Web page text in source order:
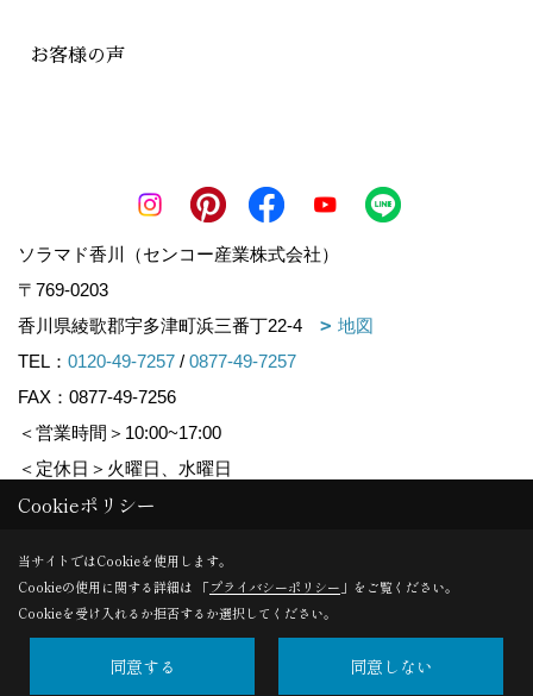
お客様の声
ソラマド香川（センコー産業株式会社）
〒769-0203
香川県綾歌郡宇多津町浜三番丁22-4
地図
TEL： 0120-49-7257 / 0877-49-7257
FAX：0877-49-7256
＜営業時間＞10:00~17:00
＜定休日＞火曜日、水曜日
Copyright (c) ソラマド香川. All Rights Reserved.
Produced byゴデスクリエイト
Cookieポリシー
当サイトではCookieを使用します。
Cookieの使用に関する詳細は 「プライバシーポリシー 」をご覧ください。
Cookieを受け入れるか拒否するか選択してください。
同意する 同意しない